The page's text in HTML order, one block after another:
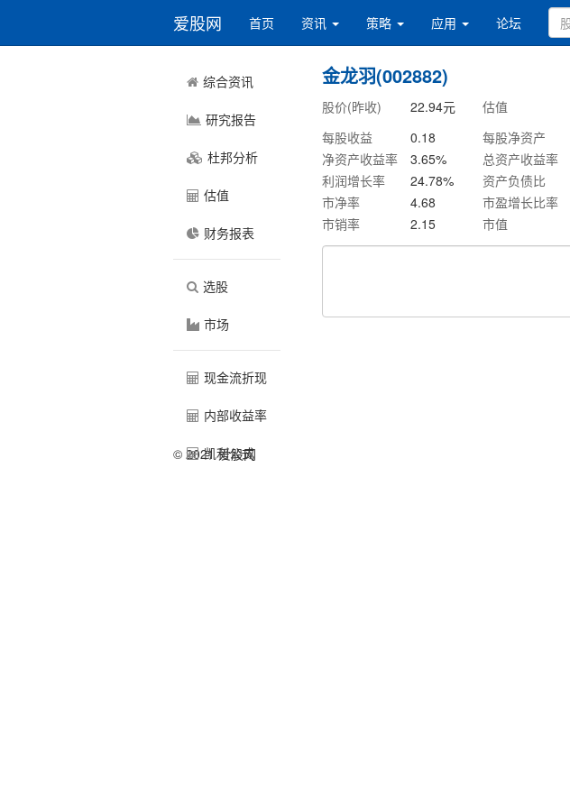
爱股网 首页 资讯 策略 应用 论坛
综合资讯
研究报告
杜邦分析
估值
财务报表
选股
市场
现金流折现
内部收益率
凯利公式
金龙羽(002882)
股价(昨收) 22.94元 估值
每股收益
0.18 每股净资产
净资产收益率
3.65% 总资产收益率
利润增长率
24.78% 资产负债比
市净率
4.68 市盈增长比率
市销率
2.15 市值
© 2021 爱股网